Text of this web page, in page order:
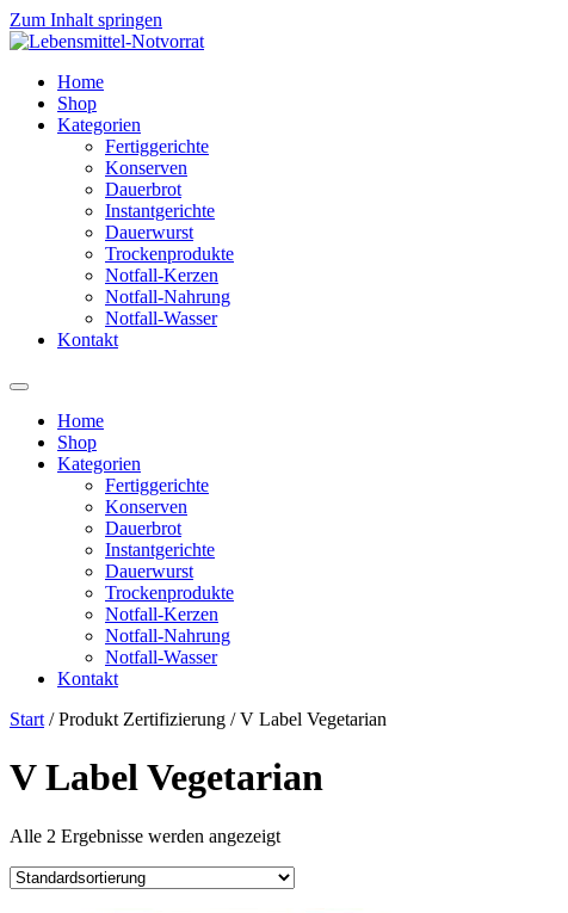
Zum Inhalt springen
Home
Shop
Kategorien
Fertiggerichte
Konserven
Dauerbrot
Instantgerichte
Dauerwurst
Trockenprodukte
Notfall-Kerzen
Notfall-Nahrung
Notfall-Wasser
Kontakt
Home
Shop
Kategorien
Fertiggerichte
Konserven
Dauerbrot
Instantgerichte
Dauerwurst
Trockenprodukte
Notfall-Kerzen
Notfall-Nahrung
Notfall-Wasser
Kontakt
Start / Produkt Zertifizierung / ‎V Label Vegetarian
‎V Label Vegetarian
Alle 2 Ergebnisse werden angezeigt